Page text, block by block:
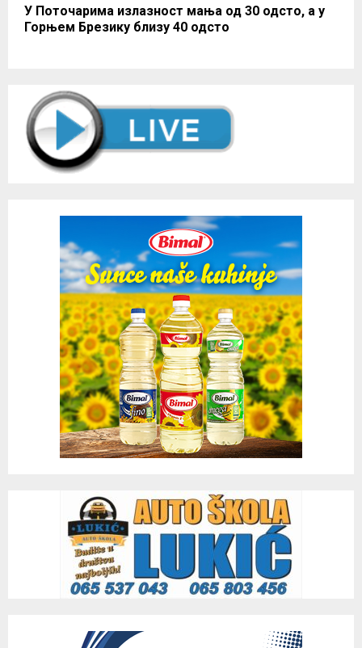
У Поточарима излазност мања од 30 одсто, а у
Горњем Брезику близу 40 одсто